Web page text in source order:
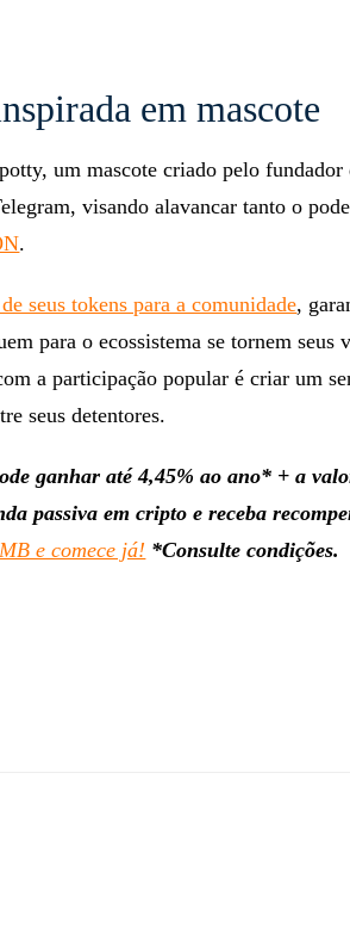
em mascote
um mascote criado pelo fundador
visando alavancar tanto o
.
seus tokens para a comunidade,
para o ecossistema se tornem seus
a participação popular é criar um
seus detentores.
ganhar até 4,45% ao ano* + a
passiva em cripto e receba
e comece já! *Consulte condições.